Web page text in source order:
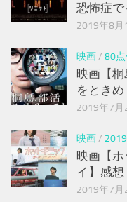
恐怖症で
2019年8月
映画/ 80点
映画【
をとき
2019年7月
映画/
映画【
イ】感想
2019年7月